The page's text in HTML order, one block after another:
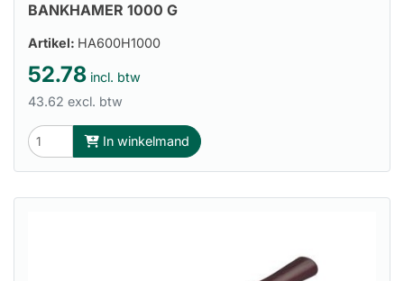
BANKHAMER 1000 G
Artikel: HA600H1000
52.78 incl. btw
43.62 excl. btw
In winkelmand